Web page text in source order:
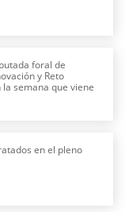
foral de
y Reto
semana que viene
en el pleno